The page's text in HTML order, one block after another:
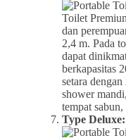
Toilet
dan
2,4 m. Pada
dapat
berkapasitas
setara
shower
tempat
Type Deluxe: